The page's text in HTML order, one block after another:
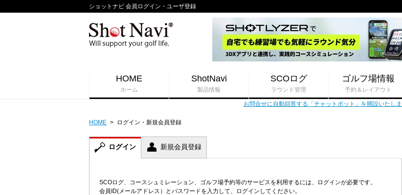
ショットナビ 会員ログイン・ユーザ登録
HOME
ホーム
ShotNavi
製品情報
SCOログ
ラウンド管理
ゴルフ場情報
予約＆レイアウト
お問合せに自動回答する「チャットボット」を開設いたし
HOME > ログイン・新規会員登録
ログイン 新規会員登録
SCOログ、コースシュミレーション、ゴルフ場予約等のサービスを利用するには、ログインが必要です。
会員ID(メールアドレス）とパスワードを入力して、ログインしてください。